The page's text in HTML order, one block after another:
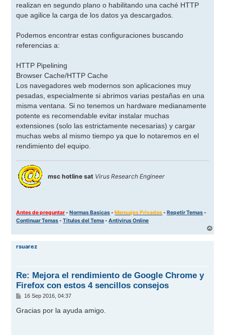
realizan en segundo plano o habilitando una caché HTTP
que agilice la carga de los datos ya descargados.
Podemos encontrar estas configuraciones buscando
referencias a:
HTTP Pipelining
Browser Cache/HTTP Cache
Los navegadores web modernos son aplicaciones muy
pesadas, especialmente si abrimos varias pestañas en una
misma ventana. Si no tenemos un hardware medianamente
potente es recomendable evitar instalar muchas
extensiones (solo las estrictamente necesarias) y cargar
muchas webs al mismo tiempo ya que lo notaremos en el
rendimiento del equipo.
msc hotline sat Virus Research Engineer
Antes de preguntar-Normas Basicas-Mensajes Privados-Repetir Temas-
Continuar Temas-Titulos del Tema-Antivirus Online
r
rsuarez
Re: Mejora el rendimiento de Google Chrome y
Firefox con estos 4 sencillos consejos
M
n
s
16 Sep 2016, 04:37
Gracias por la ayuda amigo.